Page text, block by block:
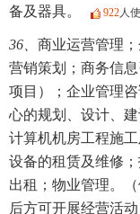
备及器具。
922人
36、 商业运营管理
营销策划；商务信
项目）；企业管理
心的规划、设计、
计算机机房工程施
设备的租赁及维修
出租；物业管理。
后方可开展经营活动